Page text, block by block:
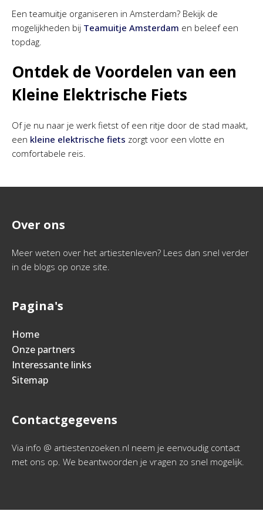
Een teamuitje organiseren in Amsterdam? Bekijk de
mogelijkheden bij Teamuitje Amsterdam en beleef een
topdag.
Ontdek de Voordelen van een
Kleine Elektrische Fiets
Of je nu naar je werk fietst of een ritje door de stad maakt,
een kleine elektrische fiets zorgt voor een vlotte en
comfortabele reis.
Over ons
Meer weten over het artiestenleven? Lees dan snel verder
in de blogs op onze site.
Pagina's
Home
Onze partners
Interessante links
Sitemap
Contactgegevens
Via info @ artiestenzoeken.nl neem je eenvoudig contact
met ons op. We beantwoorden je vragen zo snel mogelijk.